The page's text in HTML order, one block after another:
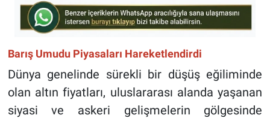
Barış Umudu Piyasaları Hareketlendirdi
Dünya genelinde sürekli bir düşüş eğiliminde
olan altın fiyatları, uluslararası alanda yaşanan
siyasi ve askeri gelişmelerin gölgesinde